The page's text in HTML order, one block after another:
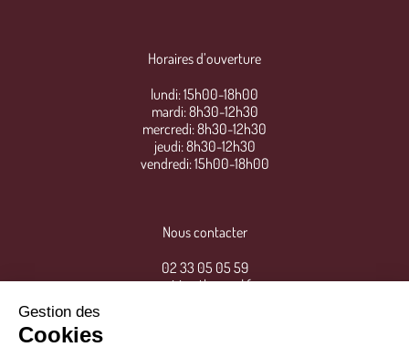
Horaires d’ouverture
lundi: 15h00-18h00
mardi: 8h30-12h30
mercredi: 8h30-12h30
jeudi: 8h30-12h30
vendredi: 15h00-18h00
Nous contacter
02 33 05 05 59
mairie@thereval.fr
Gestion des
Cookies